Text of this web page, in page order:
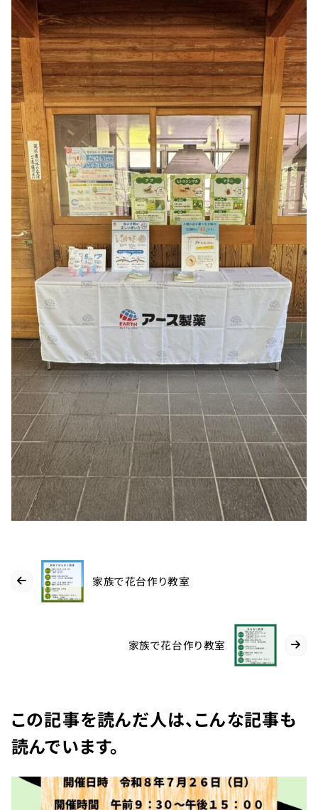
い
合
わ
せ
各
種
ご
予
約
TEL：
088-
678-
0114
受付時間
9:00〜
17:00
徳島県
立 神山
森林公
園
イルロ
ーザの
森管理
事務所
へのご
連絡
TEL：
678-
0114
西郡神山
町阿野字
大地459-1
×閉じる
家族で花台作り教室
家族で花台作り教室
この記事を読んだ人は、こんな記事も
読んでいます。